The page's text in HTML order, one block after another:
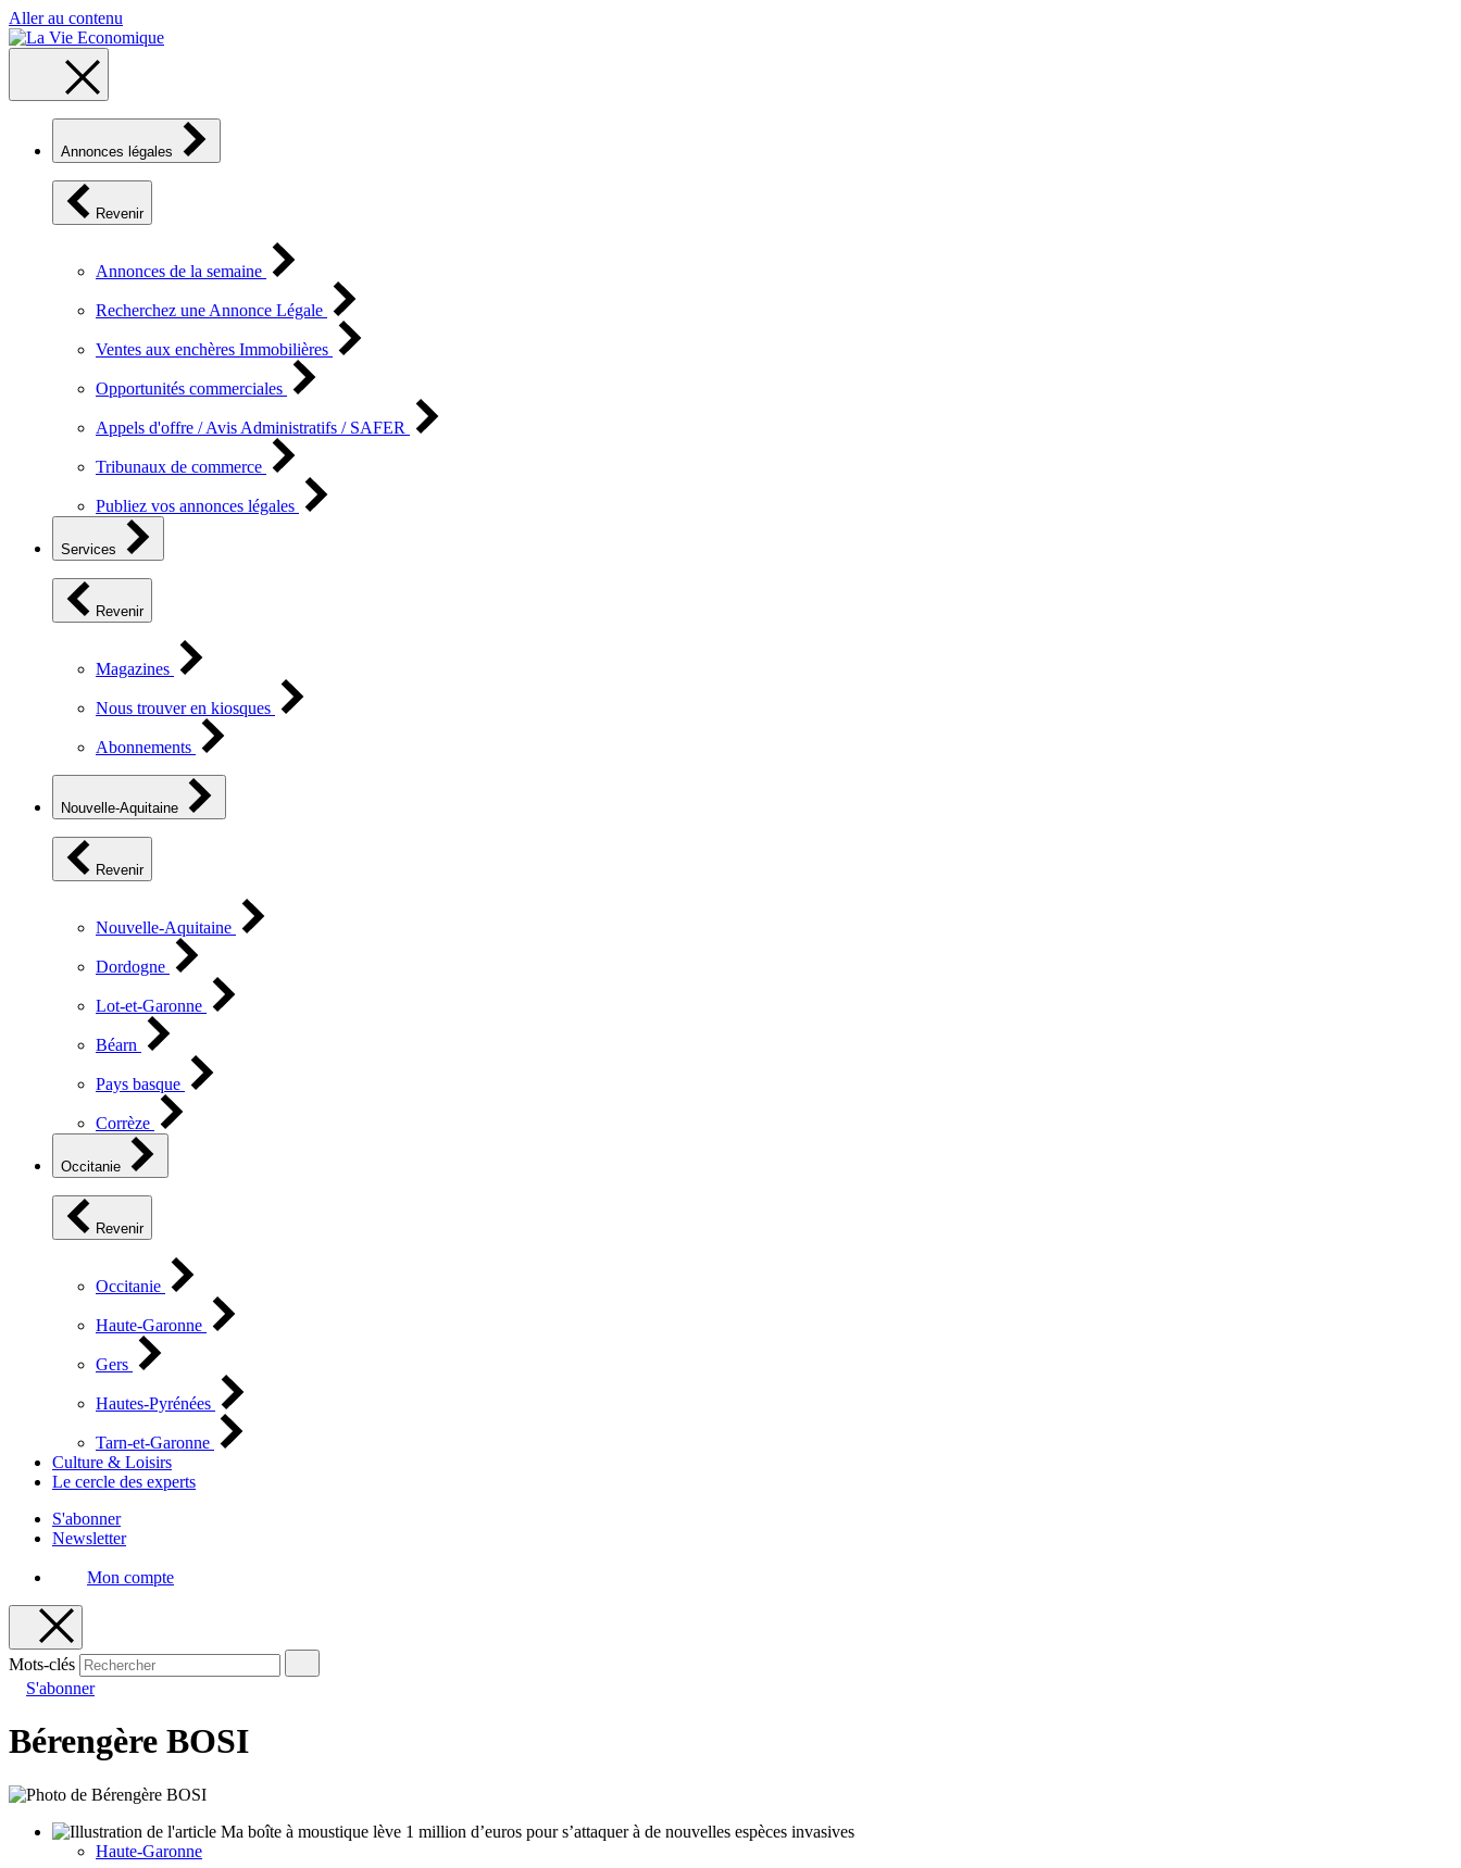
Aller au contenu
Annonces légales
Revenir
Annonces de la semaine
Recherchez une Annonce Légale
Ventes aux enchères Immobilières
Opportunités commerciales
Appels d'offre / Avis Administratifs / SAFER
Tribunaux de commerce
Publiez vos annonces légales
Services
Revenir
Magazines
Nous trouver en kiosques
Abonnements
Nouvelle-Aquitaine
Revenir
Nouvelle-Aquitaine
Dordogne
Lot-et-Garonne
Béarn
Pays basque
Corrèze
Occitanie
Revenir
Occitanie
Haute-Garonne
Gers
Hautes-Pyrénées
Tarn-et-Garonne
Culture & Loisirs
Le cercle des experts
S'abonner
Newsletter
Mon compte
Mots-clés
S'abonner
Bérengère BOSI
Haute-Garonne